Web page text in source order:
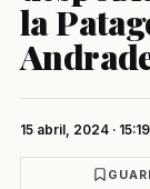
la
15 abril, 2024 · 15:19